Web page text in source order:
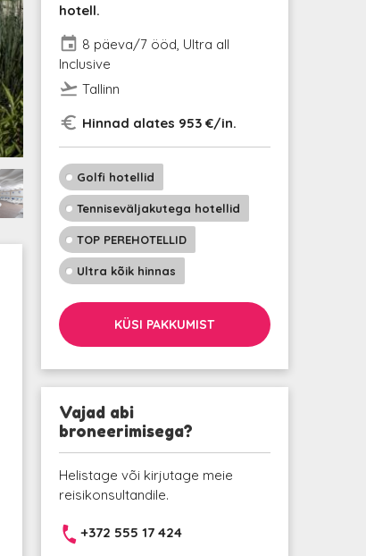
hotell.
event 8 päeva/7 ööd, Ultra all
Inclusive
flight_takeoff Tallinn
euro_symbol Hinnad alates 953 €/in.
Golfi hotellid
Tenniseväljakutega hotellid
TOP PEREHOTELLID
Ultra kõik hinnas
KÜSI PAKKUMIST
Vajad abi
broneerimisega?
Helistage või kirjutage meie
reisikonsultandile.
+372 555 17 424